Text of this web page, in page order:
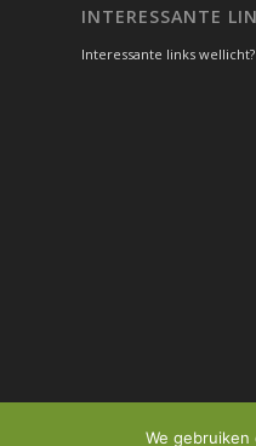
INTERESSANTE
Interessante links
We